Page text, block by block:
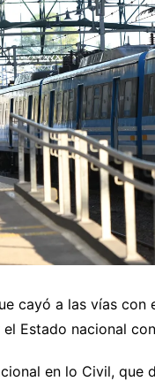
cayó a las vías
Estado nacional
en lo Civil,